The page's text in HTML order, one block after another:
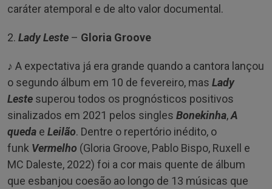
caráter atemporal e de alto valor documental.
2. Lady Leste – Gloria Groove
♪ A expectativa já era grande quando a cantora lançou
o segundo álbum em 10 de fevereiro, mas Lady
Leste superou todos os prognósticos positivos
sinalizados em 2021 pelos singles Bonekinha,A
queda e Leilão. Dentre o repertório inédito, o
funk Vermelho (Gloria Groove, Pablo Bispo, Ruxell e
MC Daleste, 2022) foi a cor mais quente de álbum
que esbanjou coesão ao longo de 13 músicas que